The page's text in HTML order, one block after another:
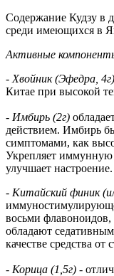
Содержание Кудзу в
среди имеющихся в
Активные
- Хвойник (Эфедра, 4г)
Китае при высокой
- Имбирь (2г)
действием. Имбирь
симптомами, как
Укрепляет иммунную
улучшает настроение.
- Китайский финик
восьми флавоноидов,
обладают
качестве средства от
- Корица (1,5г) -